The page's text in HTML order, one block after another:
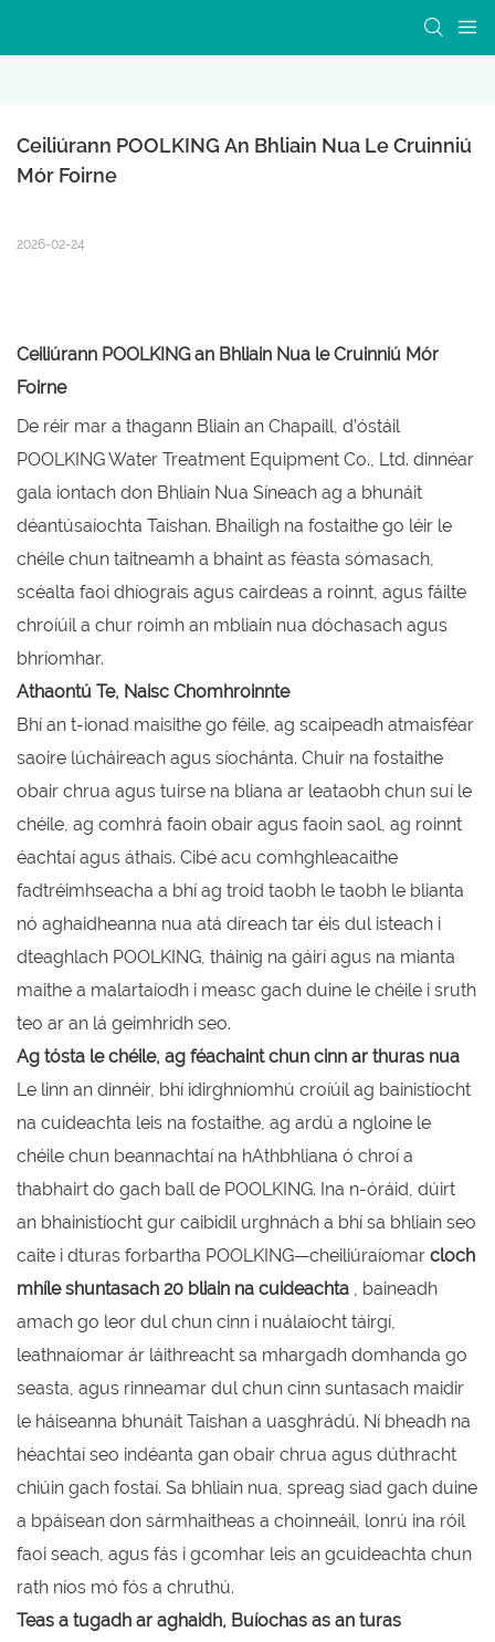
Ceiliúrann POOLKING An Bhliain Nua Le Cruinniú
Mór Foirne
2026-02-24
Ceiliúrann POOLKING an Bhliain Nua le Cruinniú Mór
Foirne
De réir mar a thagann Bliain an Chapaill, d’óstáil
POOLKING Water Treatment Equipment Co., Ltd. dinnéar
gala iontach don Bhliain Nua Síneach ag a bhunáit
déantúsaíochta Taishan. Bhailigh na fostaithe go léir le
chéile chun taitneamh a bhaint as féasta sómasach,
scéalta faoi dhíograis agus cairdeas a roinnt, agus fáilte
chroíúil a chur roimh an mbliain nua dóchasach agus
bhríomhar.
Athaontú Te, Naisc Chomhroinnte
Bhí an t-ionad maisithe go féile, ag scaipeadh atmaisféar
saoire lúcháireach agus síochánta. Chuir na fostaithe
obair chrua agus tuirse na bliana ar leataobh chun suí le
chéile, ag comhrá faoin obair agus faoin saol, ag roinnt
éachtaí agus áthais. Cibé acu comhghleacaithe
fadtréimhseacha a bhí ag troid taobh le taobh le blianta
nó aghaidheanna nua atá díreach tar éis dul isteach i
dteaghlach POOLKING, tháinig na gáirí agus na mianta
maithe a malartaíodh i measc gach duine le chéile i sruth
teo ar an lá geimhridh seo.
Ag tósta le chéile, ag féachaint chun cinn ar thuras nua
Le linn an dinnéir, bhí idirghníomhú croíúil ag bainistíocht
na cuideachta leis na fostaithe, ag ardú a ngloine le
chéile chun beannachtaí na hAthbhliana ó chroí a
thabhairt do gach ball de POOLKING. Ina n-óráid, dúirt
an bhainistíocht gur caibidil urghnách a bhí sa bhliain seo
caite i dturas forbartha POOLKING—cheiliúraíomar cloch
mhíle shuntasach 20 bliain na cuideachta , baineadh
amach go leor dul chun cinn i nuálaíocht táirgí,
leathnaíomar ár láithreacht sa mhargadh domhanda go
seasta, agus rinneamar dul chun cinn suntasach maidir
le háiseanna bhunáit Taishan a uasghrádú. Ní bheadh ​​na
héachtaí seo indéanta gan obair chrua agus dúthracht
chiúin gach fostaí. Sa bhliain nua, spreag siad gach duine
a bpáisean don sármhaitheas a choinneáil, lonrú ina róil
faoi seach, agus fás i gcomhar leis an gcuideachta chun
rath níos mó fós a chruthú.
Teas a tugadh ar aghaidh, Buíochas as an turas